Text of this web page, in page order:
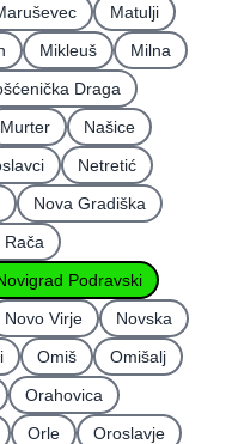
Matulji
Mikleuš
Milna
Draga
Murter
Našice
Netretić
Nova Gradiška
Rača
Podravski
Novo Virje
Novska
Omiš
Omišalj
Orahovica
Orle
Oroslavje